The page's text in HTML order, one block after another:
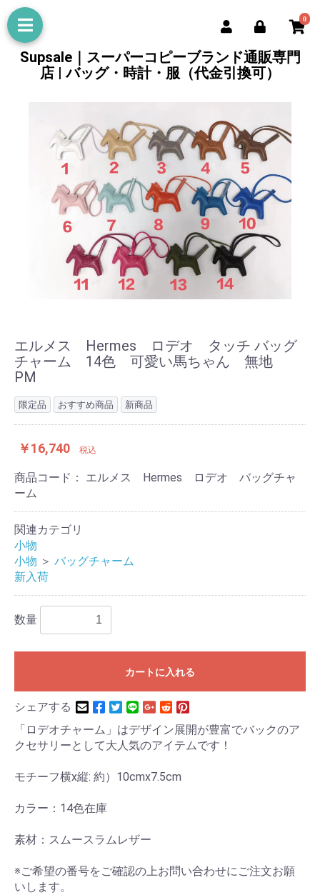
0
Supsale｜スーパーコピーブランド通販専門
店 | バッグ・時計・服（代金引換可）
エルメス Hermes ロデオ タッチ バッグ
チャーム 14色 可愛い馬ちゃん 無地
PM
限定品 おすすめ商品 新商品
￥16,740 税込
商品コード： エルメス Hermes ロデオ バッグチャ
ーム
関連カテゴリ
小物
小物 ＞ バッグチャーム
新入荷
数量
カートに入れる
シェアする
「ロデオチャーム」はデザイン展開が豊富でバックのア
クセサリーとして大人気のアイテムです！
モチーフ横x縦: 約）10cmx7.5cm
カラー：14色在庫
素材：スムースラムレザー
※ご希望の番号をご確認の上お問い合わせにご注文お願
いします。